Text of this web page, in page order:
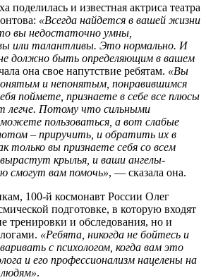
поделилась и известная актриса театра
«Всегда найдется в вашей жизни
вы недостаточно умны,
или талантливы. Это нормально. И
должно быть определяющим в вашем
она свое напутствие ребятам. «Вы
и непонятым, понравившимся
поймете, признаете в себе все плюсы
легче. Потому что сильными
пользоваться, а вот слабые
– приручить, и обратить их в
только вы признаете себя со всем
крылья, и ваши ангелы-
смогут вам помочь», — сказала она.
100-й космонавт России Олег
подготовке, в которую входят
тренировки и обследования, но и
«Ребята, никогда не бойтесь и
с психологом, когда вам это
и его профессионализм нацелены на
.